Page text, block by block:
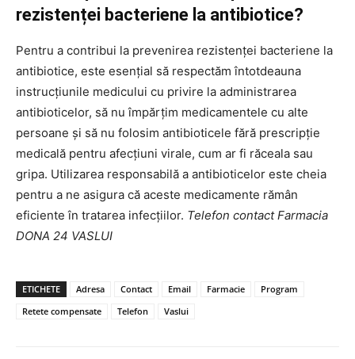
rezistenței bacteriene la antibiotice?
Pentru a contribui la prevenirea rezistenței bacteriene la
antibiotice, este esențial să respectăm întotdeauna
instrucțiunile medicului cu privire la administrarea
antibioticelor, să nu împărțim medicamentele cu alte
persoane și să nu folosim antibioticele fără prescripție
medicală pentru afecțiuni virale, cum ar fi răceala sau
gripa. Utilizarea responsabilă a antibioticelor este cheia
pentru a ne asigura că aceste medicamente rămân
eficiente în tratarea infecțiilor. Telefon contact Farmacia
DONA 24 VASLUI
ETICHETE Adresa Contact Email Farmacie
Program
Retete compensate
Telefon Vaslui